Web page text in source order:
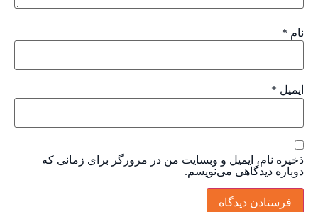
نام *
ایمیل *
ذخیره نام، ایمیل و وبسایت من در مرورگر برای زمانی که
دوباره دیدگاهی می‌نویسم.